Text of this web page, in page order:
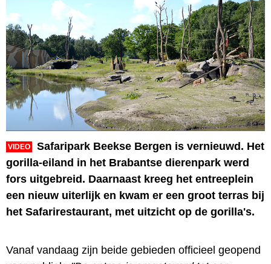
VIDEO
Safaripark Beekse Bergen is vernieuwd. Het
gorilla-eiland in het Brabantse dierenpark werd
fors uitgebreid. Daarnaast kreeg het entreeplein
een nieuw uiterlijk en kwam er een groot terras bij
het Safarirestaurant, met uitzicht op de gorilla's.
Vanaf vandaag zijn beide gebieden officieel geopend